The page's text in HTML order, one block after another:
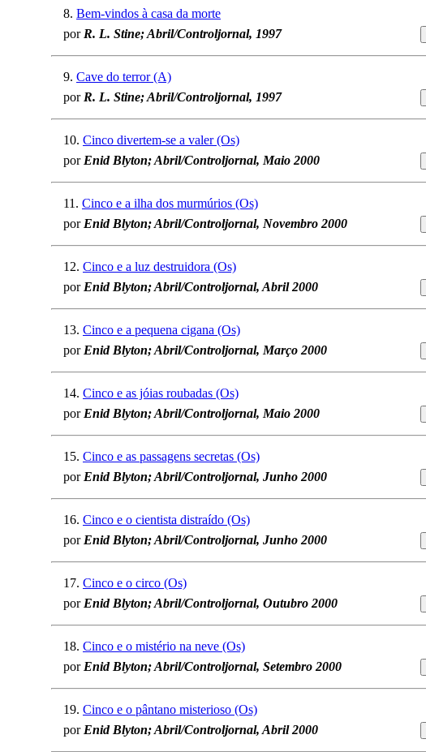
8. Bem-vindos à casa da morte
por R. L. Stine; Abril/Controljornal, 1997
9. Cave do terror (A)
por R. L. Stine; Abril/Controljornal, 1997
10. Cinco divertem-se a valer (Os)
por Enid Blyton; Abril/Controljornal, Maio 2000
11. Cinco e a ilha dos murmúrios (Os)
por Enid Blyton; Abril/Controljornal, Novembro 2000
12. Cinco e a luz destruidora (Os)
por Enid Blyton; Abril/Controljornal, Abril 2000
13. Cinco e a pequena cigana (Os)
por Enid Blyton; Abril/Controljornal, Março 2000
14. Cinco e as jóias roubadas (Os)
por Enid Blyton; Abril/Controljornal, Maio 2000
15. Cinco e as passagens secretas (Os)
por Enid Blyton; Abril/Controljornal, Junho 2000
16. Cinco e o cientista distraído (Os)
por Enid Blyton; Abril/Controljornal, Junho 2000
17. Cinco e o circo (Os)
por Enid Blyton; Abril/Controljornal, Outubro 2000
18. Cinco e o mistério na neve (Os)
por Enid Blyton; Abril/Controljornal, Setembro 2000
19. Cinco e o pântano misterioso (Os)
por Enid Blyton; Abril/Controljornal, Abril 2000